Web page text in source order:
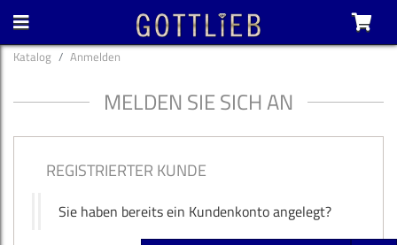
Katalog Anmelden
MELDEN SIE SICH AN
REGISTRIERTER KUNDE
Sie haben bereits ein Kundenkonto angelegt?